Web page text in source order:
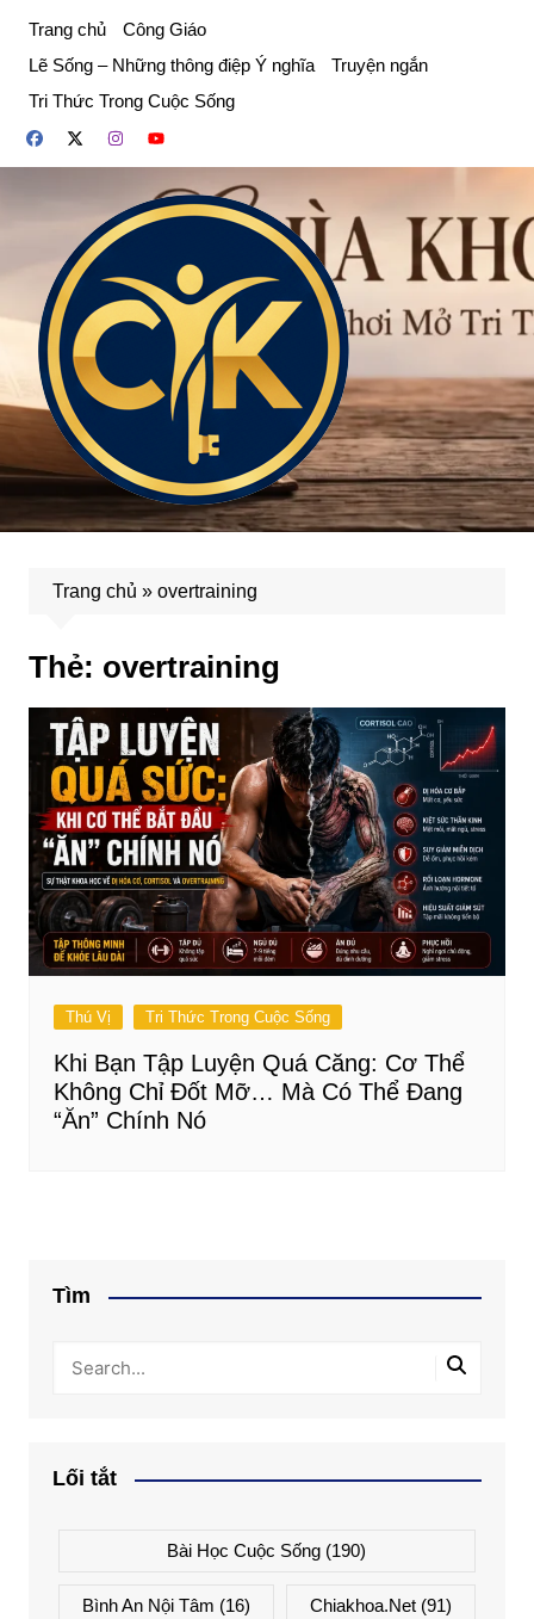
phần
dung
Trang chủ
Công Giáo
Lẽ Sống – Những thông điệp Ý nghĩa
Truyện ngắn
Tri Thức Trong Cuộc Sống
Trang chủ » overtraining
Thẻ: overtraining
Thú Vị Tri Thức Trong Cuộc Sống
Khi Bạn Tập Luyện Quá Căng: Cơ Thể
Không Chỉ Đốt Mỡ… Mà Có Thể Đang
“Ăn” Chính Nó
Tìm
Lối tắt
Bài Học Cuộc Sống (190)
Bình An Nội Tâm (16) Chiakhoa.net (91)